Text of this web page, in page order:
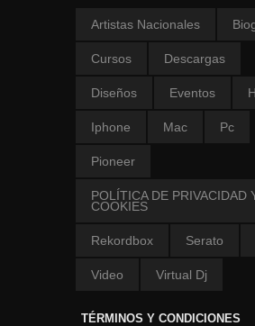
Artistas Nacionales
Cursos Descargas
Diseños Eventos
Iphone Mac Pc
Pioneer
POLÍTICA DE PRIVACIDAD
COOKIES
Rekordbox Serato
Video Virtual Dj
TÉRMINOS Y CONDICIONES